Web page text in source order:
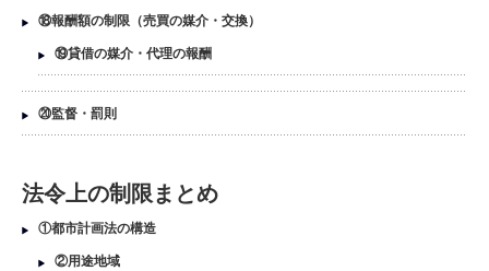
⑱報酬額の制限（売買の媒介・交換）
⑲貸借の媒介・代理の報酬
⑳監督・罰則
法令上の制限まとめ
①都市計画法の構造
②用途地域